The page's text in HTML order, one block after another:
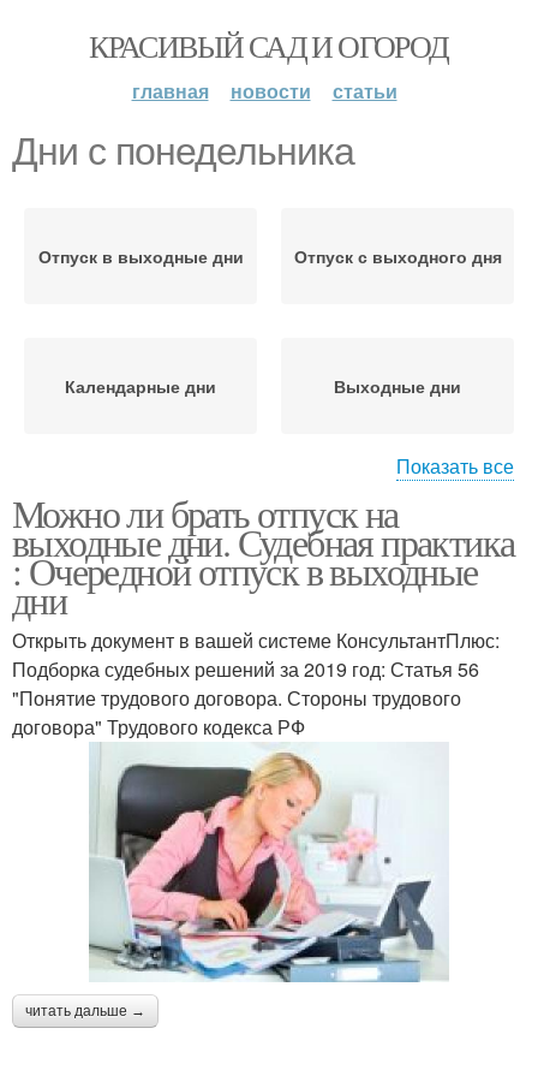
КРАСИВЫЙ САД И ОГОРОД
главная новости статьи
Дни с понедельника
Отпуск в выходные дни Отпуск с выходного дня
Календарные дни Выходные дни
Дни в отпуске
Показать все
Можно ли брать отпуск на
выходные дни. Судебная практика
: Очередной отпуск в выходные
дни
Открыть документ в вашей системе КонсультантПлюс:
Подборка судебных решений за 2019 год: Статья 56
"Понятие трудового договора. Стороны трудового
договора" Трудового кодекса РФ
читать дальше →